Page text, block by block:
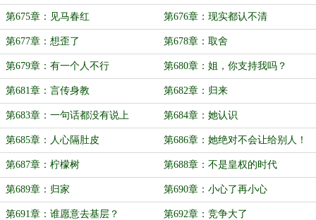
第675章：见马春红 第676章：现实都认不清
第677章：想歪了 第678章：取舍
第679章：有一个人不行 第680章：姐，你支持我吗？
第681章：言传身教 第682章：归来
第683章：一句话都没有说上 第684章：她认识
第685章：人心隔肚皮 第686章：她绝对不会让给别人！
第687章：柠檬树 第688章：不是皇权的时代
第689章：归家 第690章：小心了再小心
第691章：谁愿意去基层？ 第692章：竞争大了